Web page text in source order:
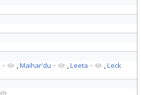
+ ,Maihar'du + ,Leeta + ,Leck